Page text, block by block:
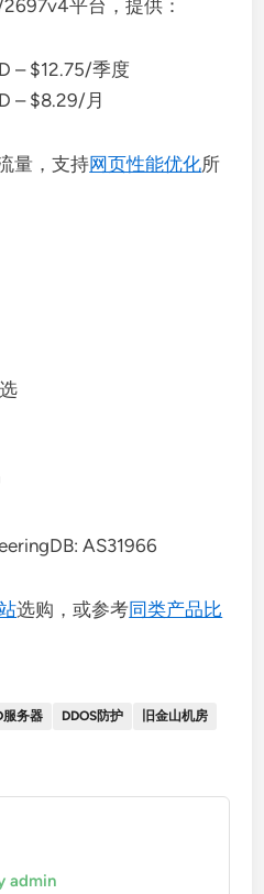
平台，提供：
– $12.75/季度
– $8.29/月
量，支持网页性能优化所
AS31966
选购，或参考同类产品比
服务器 DDOS防护 旧金山机房
admin